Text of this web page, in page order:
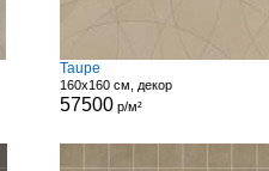
Taupe
160x160 см, декор
57500р/м²